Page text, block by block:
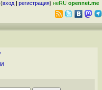
(вход | регистрация) неRU opennet.me